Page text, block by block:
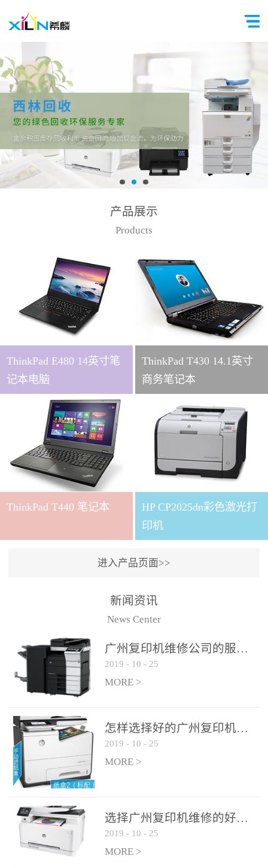
产品展示
Products
ThinkPad E480 14英寸笔
记本电脑
ThinkPad T430 14.1英寸
商务笔记本
ThinkPad T440 笔记本
HP CP2025dn彩色激光打
印机
进入产品页面>>
新闻资讯
News Center
广州复印机维修公司的服务如何?
2019 - 10 - 25
MORE >
怎样选择好的广州复印机维修公司?
2019 - 10 - 25
MORE >
选择广州复印机维修的好处有哪些?
2019 - 10 - 25
MORE >